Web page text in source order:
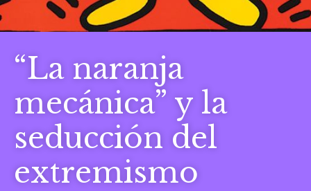
“La naranja
mecánica” y la
seducción del
extremismo